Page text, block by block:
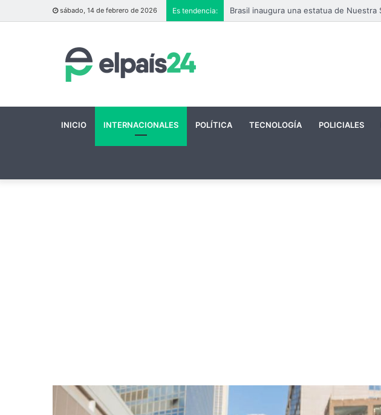
sábado, 14 de febrero de 2026 Es tendencia:
INICIO INTERNACIONALES POLÍTICA TECNOLOGÍA POLICIALES